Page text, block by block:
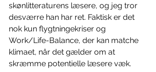
skønlitteraturens læsere, og jeg tror
desværre han har ret. Faktisk er det
nok kun flygtningekriser og
Work/Life-Balance, der kan matche
klimaet, når det gælder om at
skræmme potentielle læsere væk.